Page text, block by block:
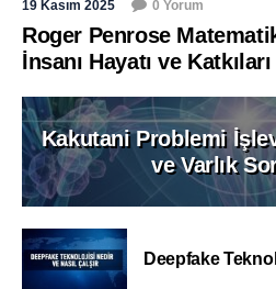
19 Kasım 2025 0 Yorum
Roger Penrose
İnsanı Hayatı ve Katkıları
Kakutani Problemi
ve Varlık
Deepfake